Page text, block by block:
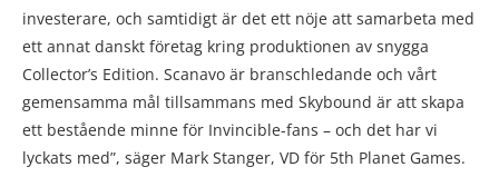
investerare, och samtidigt är det ett nöje att samarbeta med
ett annat danskt företag kring produktionen av snygga
Collector’s Edition. Scanavo är branschledande och vårt
gemensamma mål tillsammans med Skybound är att skapa
ett bestående minne för Invincible-fans – och det har vi
lyckats med”, säger Mark Stanger, VD för 5th Planet Games.